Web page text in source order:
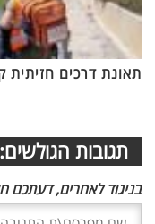
תאונת דרכים חזיתית
תגובות הגולשים:
בניגוד לאחרים, דעתכם